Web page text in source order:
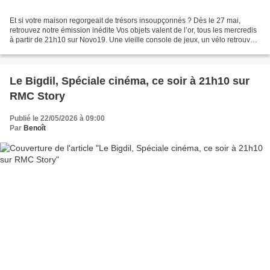
Et si votre maison regorgeait de trésors insoupçonnés ? Dès le 27 mai,
retrouvez notre émission inédite Vos objets valent de l’or, tous les mercredis
à partir de 21h10 sur Novo19. Une vieille console de jeux, un vélo retrouvé
Le Bigdil, Spéciale cinéma, ce soir à 21h10 sur
RMC Story
Publié le 22/05/2026 à 09:00
Par Benoît